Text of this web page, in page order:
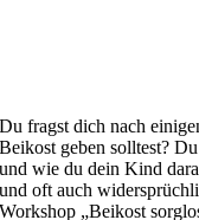
Du fragst dich nach
Beikost geben solltest?
und wie du dein Kind
und oft auch
Workshop „Beikost